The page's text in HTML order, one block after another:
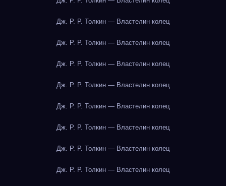
Дж. Р. Р. Толкин — Властелин колец
Дж. Р. Р. Толкин — Властелин колец
Дж. Р. Р. Толкин — Властелин колец
Дж. Р. Р. Толкин — Властелин колец
Дж. Р. Р. Толкин — Властелин колец
Дж. Р. Р. Толкин — Властелин колец
Дж. Р. Р. Толкин — Властелин колец
Дж. Р. Р. Толкин — Властелин колец